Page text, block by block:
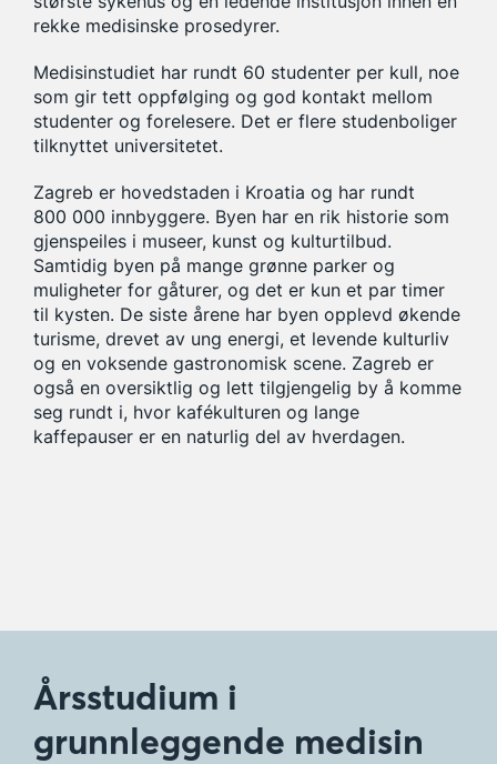
rekke medisinske prosedyrer.
Medisinstudiet har rundt 60 studenter per kull, noe
som gir tett oppfølging og god kontakt mellom
studenter og forelesere. Det er flere studenboliger
tilknyttet universitetet.
Zagreb er hovedstaden i Kroatia og har rundt
800 000 innbyggere. Byen har en rik historie som
gjenspeiles i museer, kunst og kulturtilbud.
Samtidig byen på mange grønne parker og
muligheter for gåturer, og det er kun et par timer
til kysten. De siste årene har byen opplevd økende
turisme, drevet av ung energi, et levende kulturliv
og en voksende gastronomisk scene. Zagreb er
også en oversiktlig og lett tilgjengelig by å komme
seg rundt i, hvor kafékulturen og lange
kaffepauser er en naturlig del av hverdagen.
Årsstudium i
grunnleggende medisin